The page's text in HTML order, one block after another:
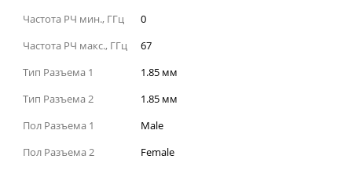
Частота РЧ мин., ГГц
0
Частота РЧ макс., ГГц
67
Тип Разъема 1
1.85 мм
Тип Разъема 2
1.85 мм
Пол Разъема 1
Male
Пол Разъема 2
Female